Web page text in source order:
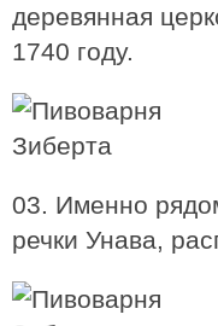
деревянная
1740 году.
03. Именно
речки Унава,